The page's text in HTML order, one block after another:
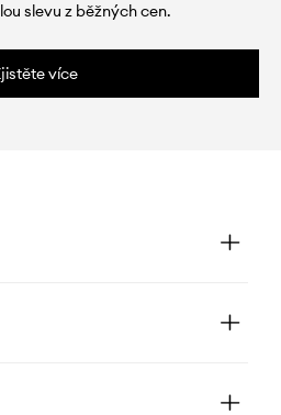
slevu z běžných cen.
více